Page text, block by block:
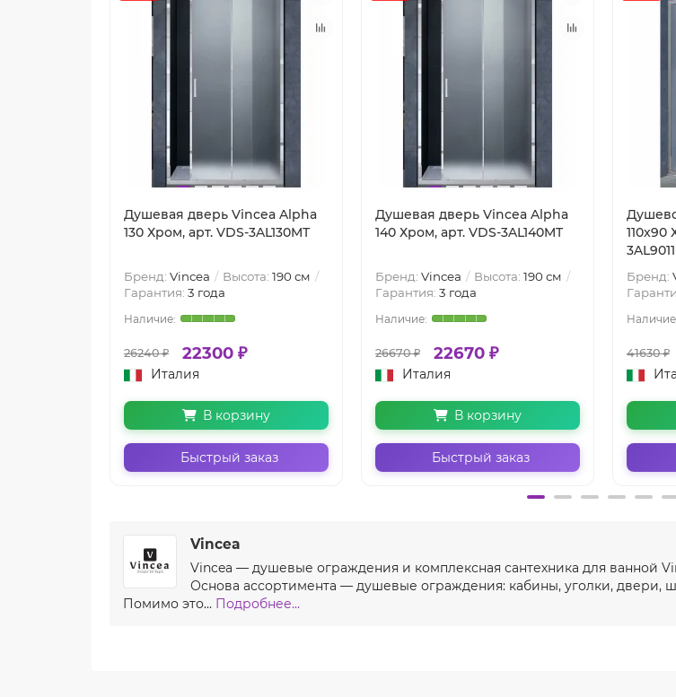
Душевая дверь Vincea Alpha
130 Хром, арт. VDS-3AL130MT
Бренд: Vincea Высота: 190 см
Гарантия: 3 года
26240 ₽ 22300 ₽
Италия
В корзину
Быстрый заказ
Душевая дверь Vincea Alpha
140 Хром, арт. VDS-3AL140MT
Бренд: Vincea Высота: 190 см
Гарантия: 3 года
26670 ₽ 22670 ₽
Италия
В корзину
Быстрый заказ
110x90
Бренд:
41630 ₽
Vincea
Vincea — душевые ограждения и комплексная сантехника для ванной
Основа ассортимента — душевые ограждения: кабины, уголки, двери,
Помимо это... Подробнее...